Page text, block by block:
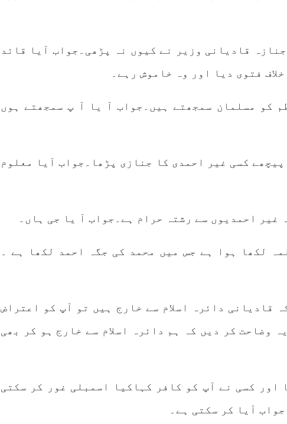
قادیانی وزیر نے کیوں نہ پڑھی۔جواب آیا قائد
فتوی دیا اور وہ خاموش رہے۔
کو مسلمان سمجھتے ہیں۔جواب آ یا آ پ سمجھتے ہوں
کسی غیر احمدی کا جنازی پڑھا۔جواب آیا معلوم
غیر احمدیوں سے رشتہ حرام ہے۔جواب آ یا جی ہاں۔
لکھا ہوا ہے جس میں محمد کی جگہ احمد لکھا ہے ۔
قادیانی دائرہ اسلام سے خارج ہیں تو آپ کو اعتراض
وضاحت کر دیں کہ ہم دائرہ اسلام سے خارج ہو کر بھی
اور کسی نے آپ کو کافر کہاکیا اسمبلی غور کر سکتی
آیا کر سکتی ہے۔